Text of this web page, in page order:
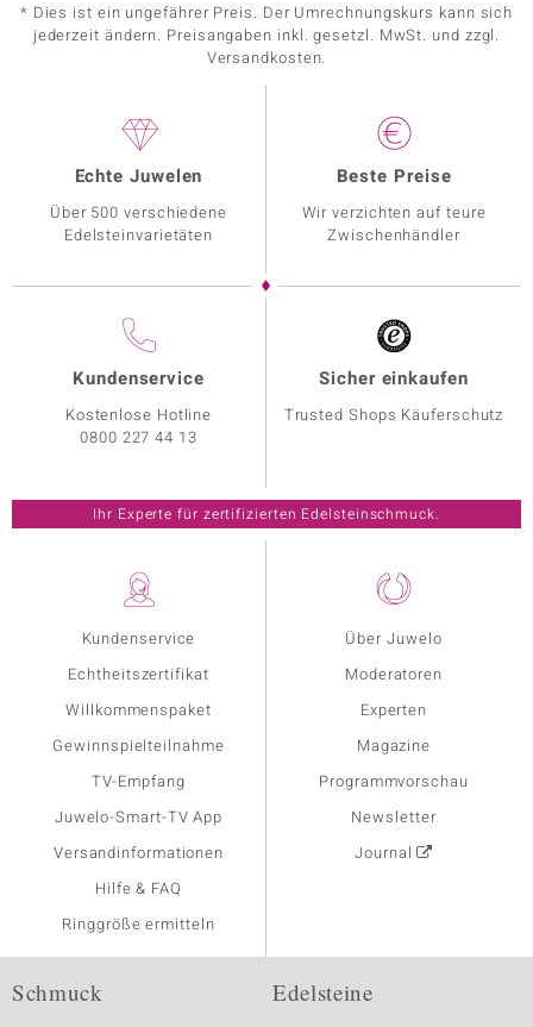
* Dies ist ein ungefährer Preis. Der Umrechnungskurs kann sich
jederzeit ändern. Preisangaben inkl. gesetzl. MwSt. und zzgl.
Versandkosten.
Kundenservice
Echtheitszertifikat
Willkommenspaket
Gewinnspielteilnahme
TV-Empfang
Juwelo-Smart-TV App
Versandinformationen
Hilfe & FAQ
Ringgröße ermitteln
Über Juwelo
Moderatoren
Experten
Magazine
Programmvorschau
Newsletter
Journal
Echte Juwelen
Über 500 verschiedene
Edelsteinvarietäten
Beste Preise
Wir verzichten auf teure
Zwischenhändler
Kundenservice
Kostenlose Hotline
0800 227 44 13
Sicher einkaufen
Trusted Shops Käuferschutz
Ihr Experte für zertifizierten Edelsteinschmuck.
Schmuck Edelsteine